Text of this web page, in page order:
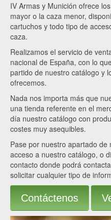
IV Armas y Munición ofrece
mayor o la caza menor,
cartuchos y todo tipo de
caza.
Realizamos el servicio de
nacional de España, con lo
partido de nuestro catálogo y
ofrecemos.
Nada nos importa más que
una tienda referente en el
día nuestro catálogo con
costes muy asequibles.
Pase por nuestro apartado
acceso a nuestro catálogo, o
contacto donde podrá
solicitar cualquier tipo de
Contáctenos